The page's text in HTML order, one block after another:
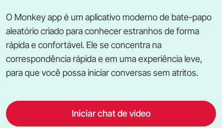
O Monkey app é um aplicativo moderno de bate-papo
aleatório criado para conhecer estranhos de forma
rápida e confortável. Ele se concentra na
correspondência rápida e em uma experiência leve,
para que você possa iniciar conversas sem atritos.
Iniciar chat de vídeo